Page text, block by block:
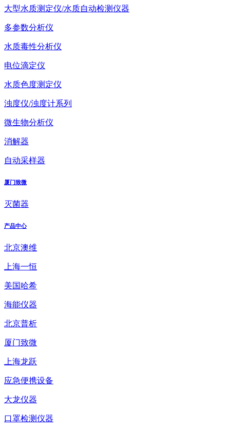
大型水质测定仪/水质自动检测仪器
多参数分析仪
水质毒性分析仪
电位滴定仪
水质色度测定仪
浊度仪/浊度计系列
微生物分析仪
消解器
自动采样器
厦门致微
灭菌器
产品中心
北京澳维
上海一恒
美国哈希
海能仪器
北京普析
厦门致微
上海龙跃
应急便携设备
大龙仪器
口罩检测仪器